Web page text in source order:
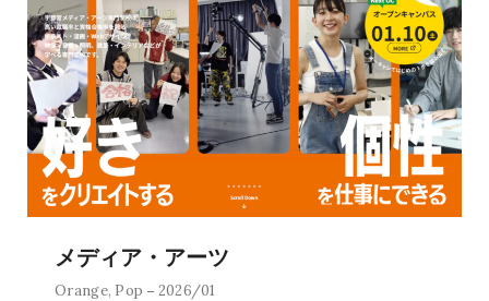
メディア・アーツ
Orange, Pop 2026/01